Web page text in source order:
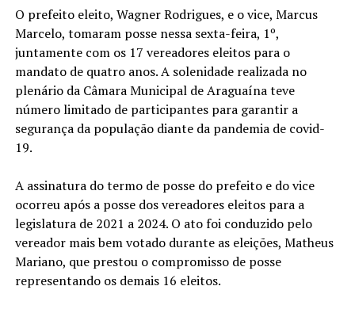
O prefeito eleito, Wagner Rodrigues, e o vice, Marcus
Marcelo, tomaram posse nessa sexta-feira, 1º,
juntamente com os 17 vereadores eleitos para o
mandato de quatro anos. A solenidade realizada no
plenário da Câmara Municipal de Araguaína teve
número limitado de participantes para garantir a
segurança da população diante da pandemia de covid-
19.
A assinatura do termo de posse do prefeito e do vice
ocorreu após a posse dos vereadores eleitos para a
legislatura de 2021 a 2024. O ato foi conduzido pelo
vereador mais bem votado durante as eleições, Matheus
Mariano, que prestou o compromisso de posse
representando os demais 16 eleitos.